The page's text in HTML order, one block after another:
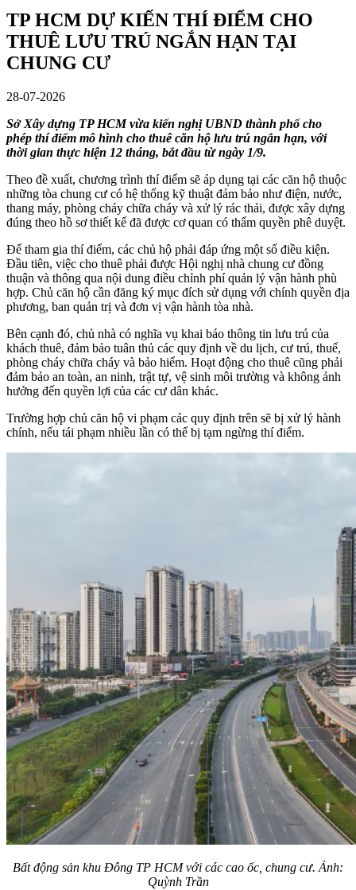
TP HCM DỰ KIẾN THÍ ĐIỂM CHO
THUÊ LƯU TRÚ NGẮN HẠN TẠI
CHUNG CƯ
28-07-2026
Sở Xây dựng TP HCM vừa kiến nghị UBND thành phố cho
phép thí điểm mô hình cho thuê căn hộ lưu trú ngắn hạn, với
thời gian thực hiện 12 tháng, bắt đầu từ ngày 1/9.
Theo đề xuất, chương trình thí điểm sẽ áp dụng tại các căn hộ thuộc
những tòa chung cư có hệ thống kỹ thuật đảm bảo như điện, nước,
thang máy, phòng cháy chữa cháy và xử lý rác thải, được xây dựng
đúng theo hồ sơ thiết kế đã được cơ quan có thẩm quyền phê duyệt.
Để tham gia thí điểm, các chủ hộ phải đáp ứng một số điều kiện.
Đầu tiên, việc cho thuê phải được Hội nghị nhà chung cư đồng
thuận và thông qua nội dung điều chỉnh phí quản lý vận hành phù
hợp. Chủ căn hộ cần đăng ký mục đích sử dụng với chính quyền địa
phương, ban quản trị và đơn vị vận hành tòa nhà.
Bên cạnh đó, chủ nhà có nghĩa vụ khai báo thông tin lưu trú của
khách thuê, đảm bảo tuân thủ các quy định về du lịch, cư trú, thuế,
phòng cháy chữa cháy và bảo hiểm. Hoạt động cho thuê cũng phải
đảm bảo an toàn, an ninh, trật tự, vệ sinh môi trường và không ảnh
hưởng đến quyền lợi của các cư dân khác.
Trường hợp chủ căn hộ vi phạm các quy định trên sẽ bị xử lý hành
chính, nếu tái phạm nhiều lần có thể bị tạm ngừng thí điểm.
Bất động sản khu Đông TP HCM với các cao ốc, chung cư. Ảnh:
Quỳnh Trần